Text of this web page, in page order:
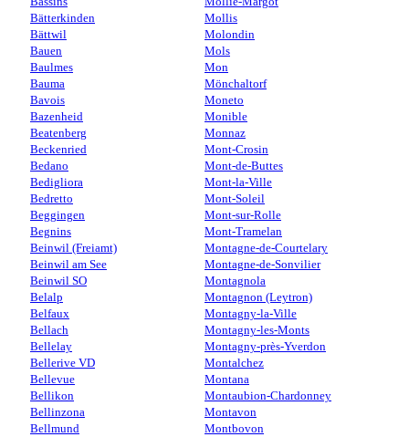
Bätterkinden
Bättwil
Bauen
Baulmes
Bauma
Bavois
Bazenheid
Beatenberg
Beckenried
Bedano
Bedigliora
Bedretto
Beggingen
Begnins
Beinwil (Freiamt)
Beinwil am See
Beinwil SO
Belalp
Belfaux
Bellach
Bellelay
Bellerive VD
Bellevue
Bellikon
Bellinzona
Bellmund
Mollis
Molondin
Mols
Mon
Mönchaltorf
Moneto
Monible
Monnaz
Mont-Crosin
Mont-de-Buttes
Mont-la-Ville
Mont-Soleil
Mont-sur-Rolle
Mont-Tramelan
Montagne-de-Courtelary
Montagne-de-Sonvilier
Montagnola
Montagnon (Leytron)
Montagny-la-Ville
Montagny-les-Monts
Montagny-près-Yverdon
Montalchez
Montana
Montaubion-Chardonney
Montavon
Montbovon